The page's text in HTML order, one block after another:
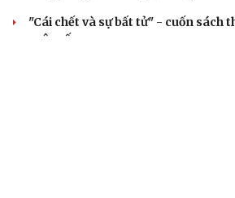
"Cái chết và sự bất tử" - cuốn sách
cuộc sống